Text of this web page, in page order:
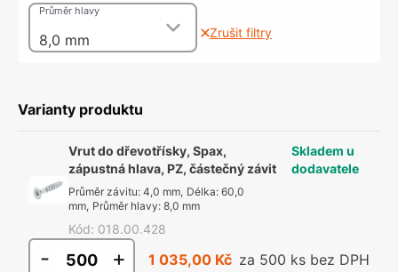
8,0 mm
Průměr hlavy
Zrušit filtry
Varianty produktu
Vrut do dřevotřísky, Spax,
zápustná hlava, PZ, částečný závit
Průměr závitu:4,0 mm, Délka:60,0
mm, Průměr hlavy:8,0 mm
Kód: 018.00.428
Skladem u
dodavatele
- + 1 035,00 Kč za 500 ks bez DPH